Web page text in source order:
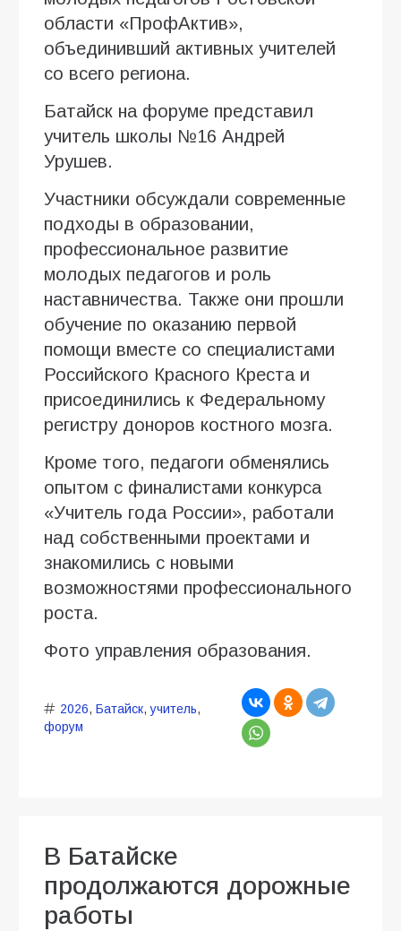
области «ПрофАктив»,
объединивший активных учителей
со всего региона.
Батайск на форуме представил
учитель школы №16 Андрей
Урушев.
Участники обсуждали современные
подходы в образовании,
профессиональное развитие
молодых педагогов и роль
наставничества. Также они прошли
обучение по оказанию первой
помощи вместе со специалистами
Российского Красного Креста и
присоединились к Федеральному
регистру доноров костного мозга.
Кроме того, педагоги обменялись
опытом с финалистами конкурса
«Учитель года России», работали
над собственными проектами и
знакомились с новыми
возможностями профессионального
роста.
Фото управления образования.
2026, Батайск,учитель,
форум
В Батайске
продолжаются дорожные
работы